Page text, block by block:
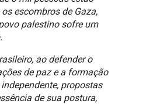
escombros de Gaza,
palestino sofre um
ao defender o
de paz e a formação
propostas
de sua postura,